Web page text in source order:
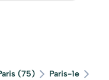
(75)
Paris-1e